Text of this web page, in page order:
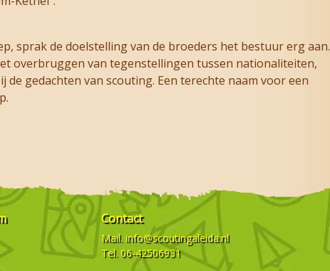
sprak de doelstelling van de broeders het bestuur erg aan.
overbruggen van tegenstellingen tussen nationaliteiten,
gedachten van scouting. Een terechte naam voor een
Contact
Mail. info@scoutingaleida.nl
Tel. 06-42506931